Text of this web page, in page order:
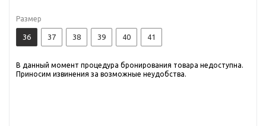
Размер
36 37 38 39 40 41
В данный момент процедура бронирования товара недоступна.
Приносим извинения за возможные неудобства.